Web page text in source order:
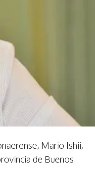
Mario Ishii,
de Buenos